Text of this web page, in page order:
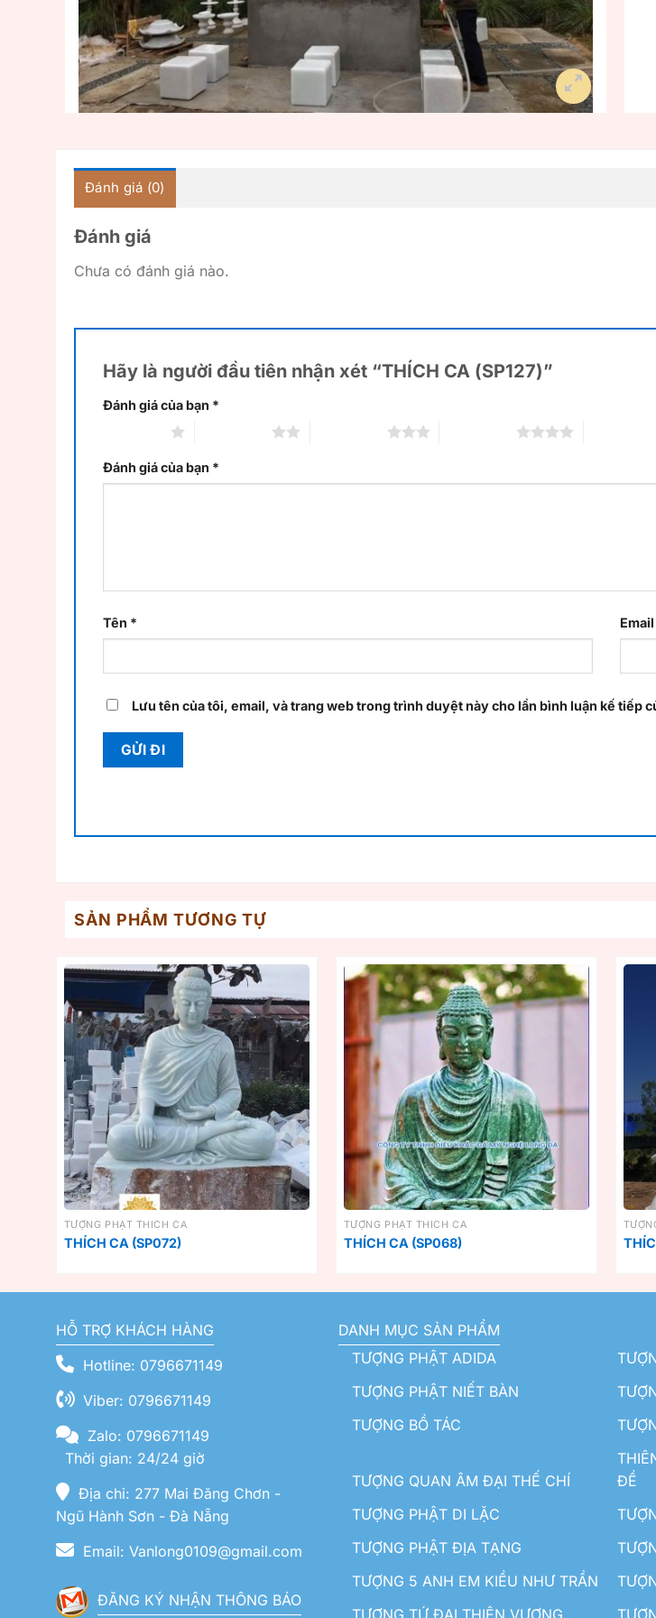
Đánh giá (0)
Đánh giá
Chưa có đánh giá nào.
Hãy là người đầu tiên nhận xét “THÍCH CA (SP127)”
Đánh giá của bạn *
Đánh giá của bạn *
Tên * Email
Lưu tên của tôi, email, và trang web trong trình duyệt này cho lần bình luận kế tiếp
SẢN PHẨM TƯƠNG TỰ
TƯỢNG PHẬT THÍCH CA
THÍCH CA (SP072)
TƯỢNG PHẬT THÍCH CA
THÍCH CA (SP068)
HỖ TRỢ KHÁCH HÀNG
Hotline: 0796671149
Viber: 0796671149
Zalo: 0796671149
Thời gian: 24/24 giờ
Địa chỉ: 277 Mai Đăng Chơn -
Ngũ Hành Sơn - Đà Nẵng
Email: Vanlong0109@gmail.com
ĐĂNG KÝ NHẬN THÔNG BÁO
DANH MỤC SẢN PHẨM
TƯỢNG PHẬT ADIDA
TƯỢNG PHẬT NIẾT BÀN
TƯỢNG BỒ TÁC
TƯỢNG QUAN ÂM ĐẠI THẾ CHÍ
ĐỀ
TƯỢNG PHẬT DI LẶC
TƯỢNG PHẬT ĐỊA TẠNG
TƯỢNG 5 ANH EM KIỀU NHƯ TRẦN
TƯỢNG TỨ ĐẠI THIÊN VƯƠNG